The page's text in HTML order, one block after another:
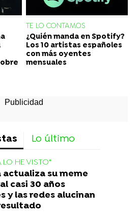
TE LO CONTAMOS
¿Quién manda en Spotify?
Los 10 artistas españoles
con más oyentes
mensuales
Lo último
LO HE VISTO"
actualiza su meme
casi 30 años
y las redes alucinan